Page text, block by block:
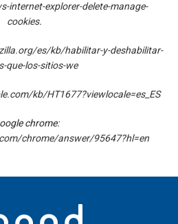
internet-explorer-delete-manage-
cookies.
es/kb/habilitar-y-deshabilitar-
que-los-sitios-we
kb/HT1677?viewlocale=es_ES
chrome:
chrome/answer/95647?hl=en